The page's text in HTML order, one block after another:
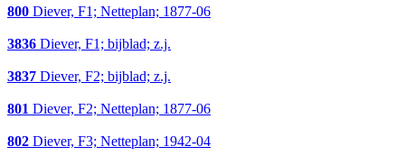
800 Diever, F1; Netteplan; 1877-06
3836 Diever, F1; bijblad; z.j.
3837 Diever, F2; bijblad; z.j.
801 Diever, F2; Netteplan; 1877-06
802 Diever, F3; Netteplan; 1942-04